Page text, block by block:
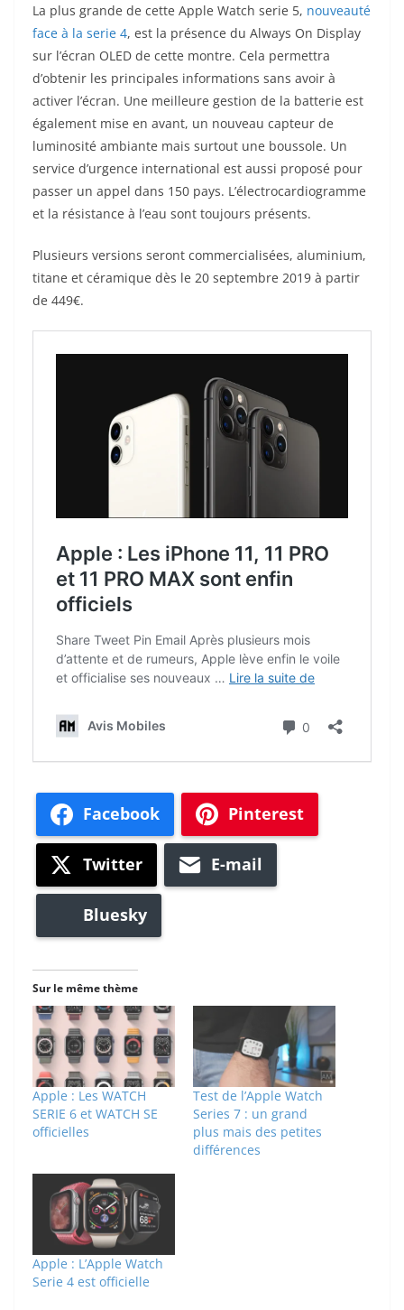
La plus grande de cette Apple Watch serie 5, nouveauté
face à la serie 4, est la présence du Always On Display
sur l’écran OLED de cette montre. Cela permettra
d’obtenir les principales informations sans avoir à
activer l’écran. Une meilleure gestion de la batterie est
également mise en avant, un nouveau capteur de
luminosité ambiante mais surtout une boussole. Un
service d’urgence international est aussi proposé pour
passer un appel dans 150 pays. L’électrocardiogramme
et la résistance à l’eau sont toujours présents.
Plusieurs versions seront commercialisées, aluminium,
titane et céramique dès le 20 septembre 2019 à partir
de 449€.
Facebook Pinterest
Twitter E-mail
Bluesky
Sur le même thème
Apple : Les WATCH
SERIE 6 et WATCH SE
officielles
Test de l’Apple Watch
Series 7 : un grand
plus mais des petites
différences
Apple : L’Apple Watch
Serie 4 est officielle